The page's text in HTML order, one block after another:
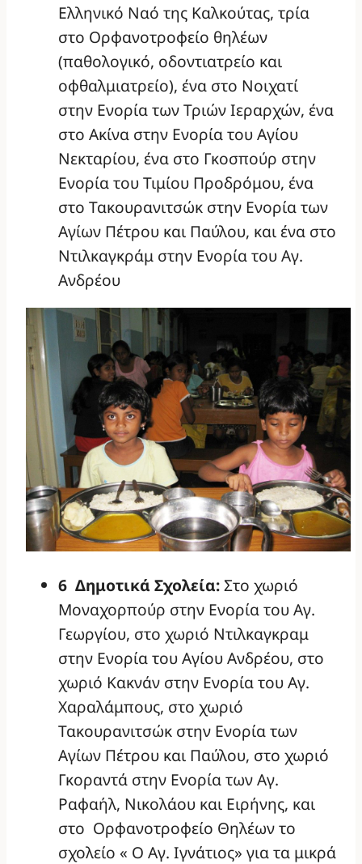
Ελληνικό Ναό της Καλκούτας, τρία
στο Ορφανοτροφείο θηλέων
(παθολογικό, οδοντιατρείο και
οφθαλμιατρείο), ένα στο Νοιχατί
στην Ενορία των Τριών Ιεραρχών, ένα
στο Ακίνα στην Ενορία του Αγίου
Νεκταρίου, ένα στο Γκοσπούρ στην
Ενορία του Τιμίου Προδρόμου, ένα
στο Τακουρανιτσώκ στην Ενορία των
Αγίων Πέτρου και Παύλου, και ένα στο
Ντιλκαγκράμ στην Ενορία του Αγ.
Ανδρέου
6 Δημοτικά Σχολεία:Στο χωριό
Μοναχορπούρ στην Ενορία του Αγ.
Γεωργίου, στο χωριό Ντιλκαγκραμ
στην Ενορία του Αγίου Ανδρέου, στο
χωριό Κακνάν στην Ενορία του Αγ.
Χαραλάμπους, στο χωριό
Τακουρανιτσώκ στην Ενορία των
Αγίων Πέτρου και Παύλου, στο χωριό
Γκοραντά στην Ενορία των Αγ.
Ραφαήλ, Νικολάου και Ειρήνης, και
στο Ορφανοτροφείο Θηλέων το
σχολείο « Ο Αγ. Ιγνάτιος» για τα μικρά